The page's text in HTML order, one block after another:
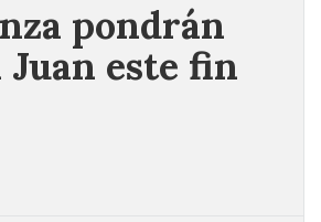
pondrán
Juan este fin